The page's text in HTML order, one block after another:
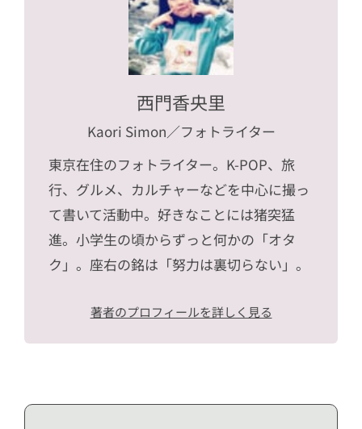
西門香央里
Kaori Simon／フォトライター
東京在住のフォトライター。K-POP、旅
行、グルメ、カルチャーなどを中心に撮っ
て書いて活動中。好きなことには猪突猛
進。小学生の頃からずっと何かの「オタ
ク」。座右の銘は「努力は裏切らない」。
著者のプロフィールを詳しく見る